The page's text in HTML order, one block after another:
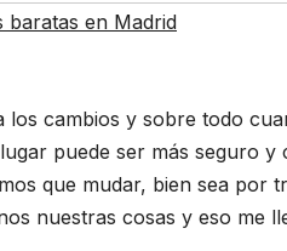
baratas en Madrid
cambios y sobre todo
puede ser más seguro
que mudar, bien sea por
nuestras cosas y eso me